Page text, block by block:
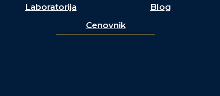
Laboratorija
Blog
Cenovnik